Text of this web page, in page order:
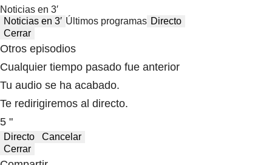
Noticias en 3′
Noticias en 3′ Últimos programas Directo
Cerrar
Otros episodios
Cualquier tiempo pasado fue anterior
Tu audio se ha acabado.
Te redirigiremos al directo.
5 "
Directo
Cancelar
Cerrar